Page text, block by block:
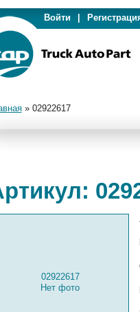
Войти
» 02922617
02922617
Нет фото